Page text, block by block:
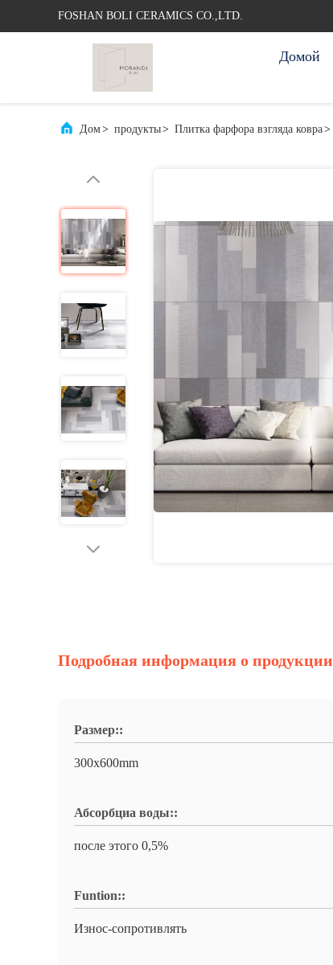
FOSHAN BOLI CERAMICS CO.,LTD.
Домой
Дом> продукты> Плитка фарфора взгляда ковра>
Подробная информация о продукции
Размер::
300x600mm
Абсорбциа воды::
после этого 0,5%
Funtion::
Износ-сопротивлять